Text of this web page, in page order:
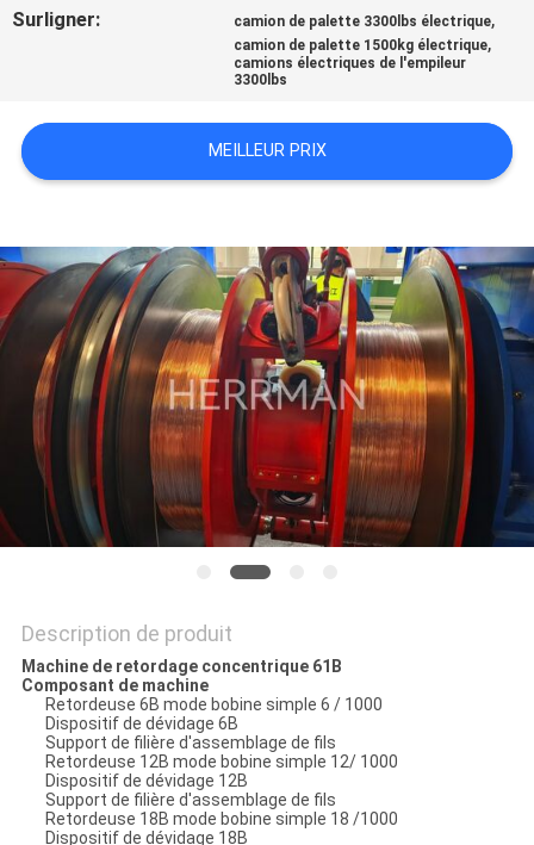
CONTACTEZ-
NOUVELLES
UNE
CITATION
PLAN
DU
SITE
POLITIQUE
Surligner:
camion de palette 3300lbs électrique,
camion de palette 1500kg électrique,
camions électriques de l'empileur
3300lbs
MEILLEUR PRIX
Description de produit
Machine de retordage concentrique 61B
Composant de machine
Retordeuse 6B mode bobine simple 6 / 1000
Dispositif de dévidage 6B
Support de filière d'assemblage de fils
Retordeuse 12B mode bobine simple 12/ 1000
Dispositif de dévidage 12B
Support de filière d'assemblage de fils
Retordeuse 18B mode bobine simple 18 /1000
Dispositif de dévidage 18B